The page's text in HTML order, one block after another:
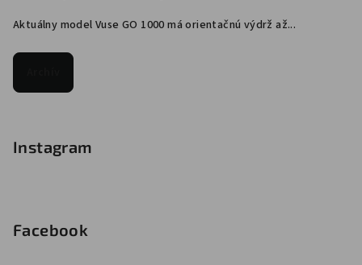
Aktuálny model Vuse GO 1000 má orientačnú výdrž až...
Instagram
Facebook